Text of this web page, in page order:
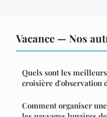
Vacance — Nos
Quels sont les
croisière d'observation
Comment organiser